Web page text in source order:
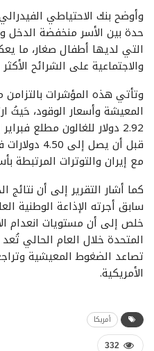
وأوضح بنك الاحتياطي
حدة بين الأسر منخفضة الدخل
التي لديها أطفال صغار، ما
والاجتماعية على الشرائح
وتأتي هذه المؤشرات
المعيشة وأسعار الوقود، حَيثُ
قبل أن يصل
مع إيران والتوترات المرتبطة
كما أشار التقرير إلى أن
خلص إلى أن مستويات انعدام
تصاعد الضغوط المعيشية
الأمريكية.
أمريكا
332